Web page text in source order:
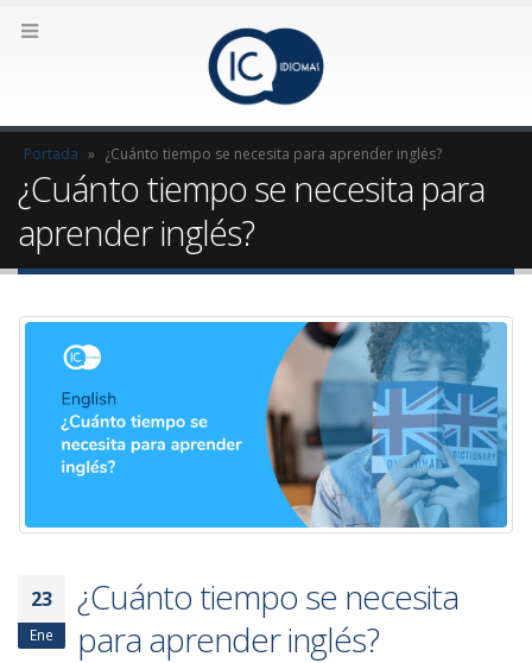
Portada » ¿Cuánto tiempo se necesita para aprender inglés?
¿Cuánto tiempo se necesita para
aprender inglés?
23
Ene
¿Cuánto tiempo se necesita
para aprender inglés?